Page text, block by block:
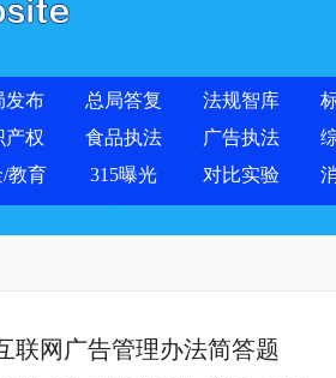
发布 总局答复 法规智库
产权 食品执法 广告执法
教育 315曝光 对比实验
联网广告管理办法简答题